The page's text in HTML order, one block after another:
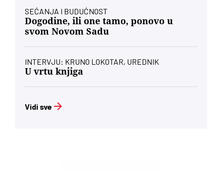
SEĆANJA I BUDUĆNOST
Dogodine, ili one tamo, ponovo u
svom Novom Sadu
INTERVJU: KRUNO LOKOTAR, UREDNIK
U vrtu knjiga
Vidi sve